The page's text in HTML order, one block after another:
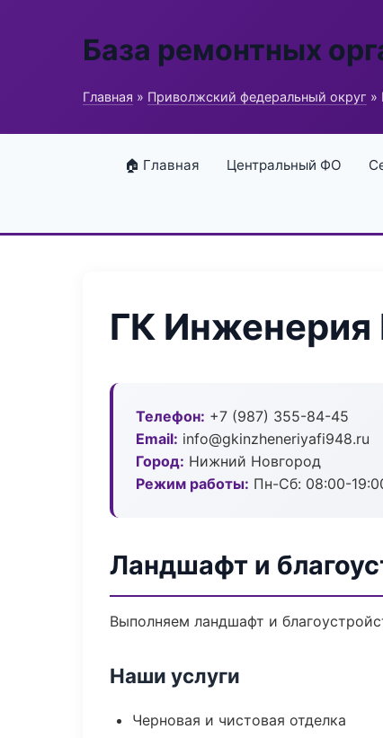
База ремонтных
Главная » Приволжский федеральный округ »
🏠 Главная Центральный ФО
ГК Инженерия
Телефон: +7 (987) 355-84-45
Email: info@gkinzheneriyafi948.ru
Город: Нижний Новгород
Режим работы: Пн-Сб: 08:00-
Ландшафт и
Выполняем ландшафт и
Наши услуги
Черновая и чистовая отделка